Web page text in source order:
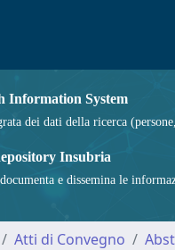
Information System
dei dati della ricerca
Insubria
e dissemina le
Atti di Convegno